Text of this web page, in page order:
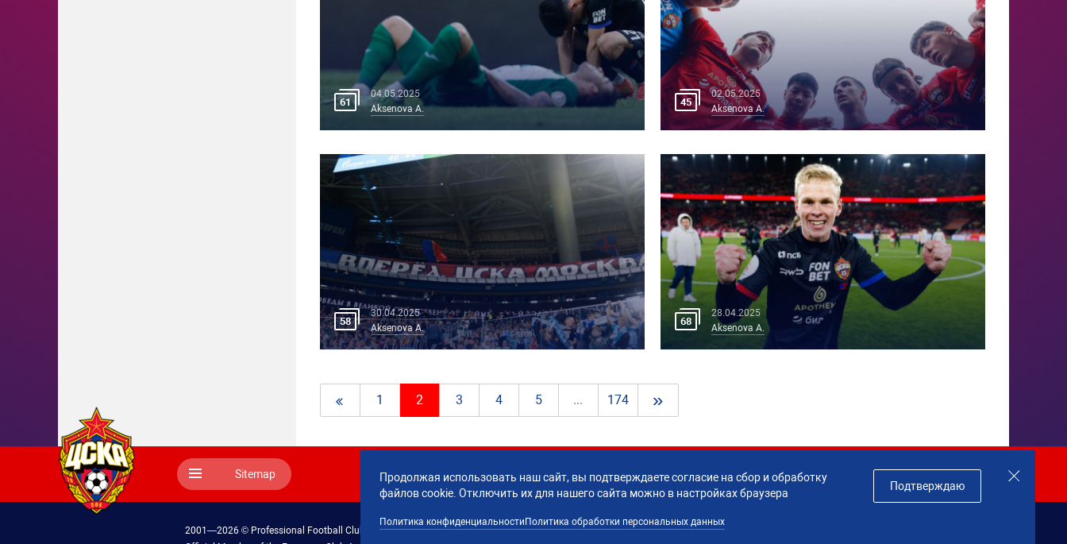
61
04.05.2025
Aksenova A.
45
02.05.2025
Aksenova A.
58
30.04.2025
Aksenova A.
68
28.04.2025
Aksenova A.
1 2 3 4 5 ... 174 »
Sitemap
2001—2026 © Professional Football Club CSKA Moscow.
Политика обработки данных
Продолжая использовать наш сайт, вы подтверждаете согласие на сбор и обработку
файлов cookie. Отключить их для нашего сайта можно в настройках браузера
Подтверждаю
Политика конфиденциальности Политика обработки персональных данных